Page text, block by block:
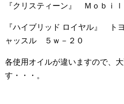
『クリスティーン』 Ｍｏｂｉ
『ハイブリッド ロイヤル』 ト
ャッスル ５ｗ－２０
各使用オイルが違いますので、
す・・・。